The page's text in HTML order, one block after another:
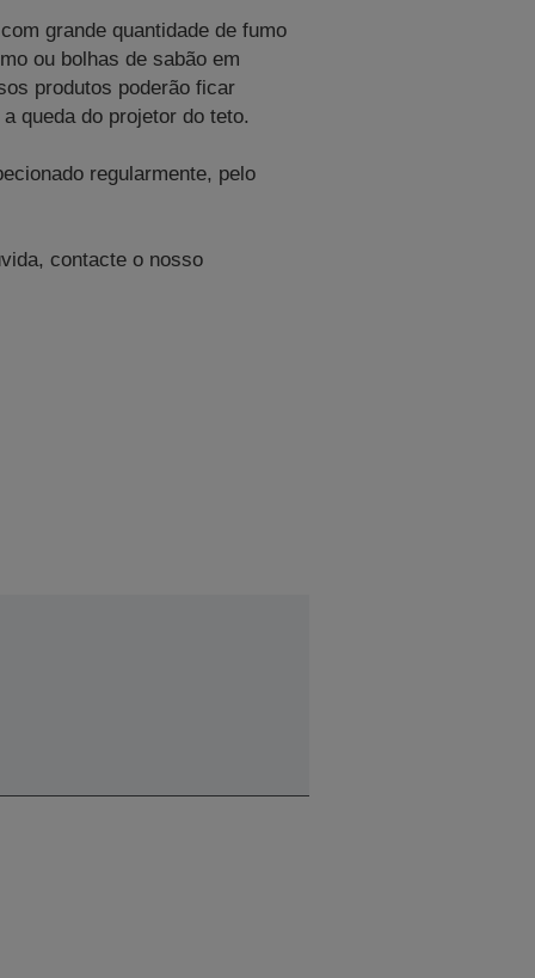
grande quantidade de fumo
ou bolhas de sabão em
produtos poderão ficar
queda do projetor do teto.
regularmente, pelo
contacte o nosso